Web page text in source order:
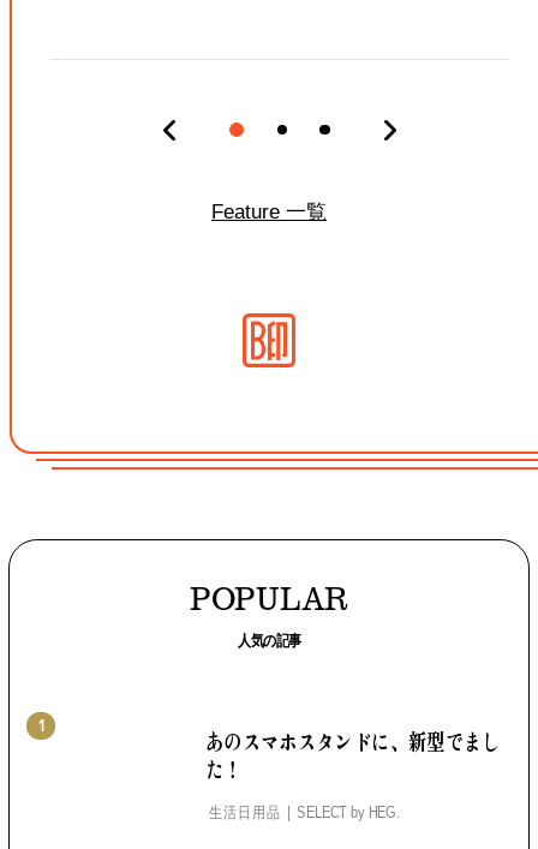
Feature 一覧
POPULAR
人気の記事
1 あのスマホスタンドに、新型でまし
た！
生活日用品 SELECT by HEG.